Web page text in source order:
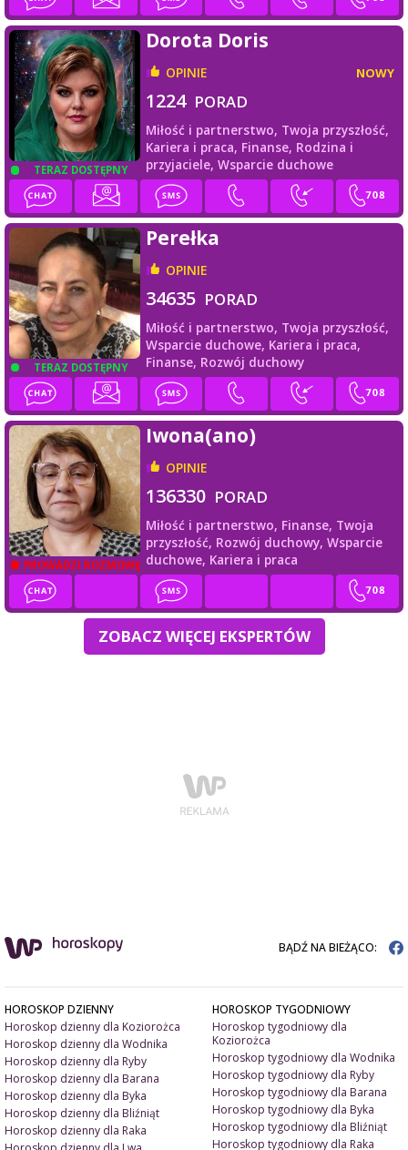
TERAZ DOSTĘPNY
Dorota Doris
OPINIE NOWY
1224 PORAD
Miłość i partnerstwo, Twoja przyszłość,
Kariera i praca, Finanse, Rodzina i
przyjaciele, Wsparcie duchowe
TERAZ DOSTĘPNY
Perełka
OPINIE
34635 PORAD
Miłość i partnerstwo, Twoja przyszłość,
Wsparcie duchowe, Kariera i praca,
Finanse, Rozwój duchowy
PROWADZI ROZMOWĘ
Iwona(ano)
OPINIE
136330 PORAD
Miłość i partnerstwo, Finanse, Twoja
przyszłość, Rozwój duchowy, Wsparcie
duchowe, Kariera i praca
ZOBACZ WIĘCEJ EKSPERTÓW
BĄDŹ NA BIEŻĄCO:
HOROSKOP DZIENNY
Horoskop dzienny dla Koziorożca
Horoskop dzienny dla Wodnika
Horoskop dzienny dla Ryby
Horoskop dzienny dla Barana
Horoskop dzienny dla Byka
Horoskop dzienny dla Bliźniąt
Horoskop dzienny dla Raka
HOROSKOP TYGODNIOWY
Horoskop tygodniowy dla
Koziorożca
Horoskop tygodniowy dla Wodnika
Horoskop tygodniowy dla Ryby
Horoskop tygodniowy dla Barana
Horoskop tygodniowy dla Byka
Horoskop tygodniowy dla Bliźniąt
Horoskop tygodniowy dla Raka